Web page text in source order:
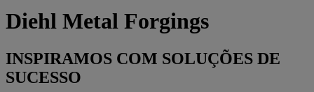
Diehl Metal Forgings
INSPIRAMOS COM SOLUÇÕES DE
SUCESSO